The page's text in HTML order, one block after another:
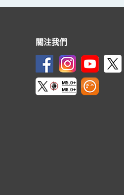
關注我們
M5.0+
M6.0+